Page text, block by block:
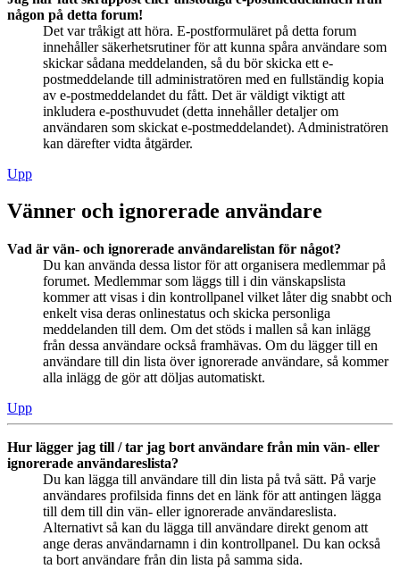
någon på detta forum!
Det var tråkigt att höra. E-postformuläret på detta forum
innehåller säkerhetsrutiner för att kunna spåra användare som
skickar sådana meddelanden, så du bör skicka ett e-
postmeddelande till administratören med en fullständig kopia
av e-postmeddelandet du fått. Det är väldigt viktigt att
inkludera e-posthuvudet (detta innehåller detaljer om
användaren som skickat e-postmeddelandet). Administratören
kan därefter vidta åtgärder.
Upp
Vänner och ignorerade användare
Vad är vän- och ignorerade användarelistan för något?
Du kan använda dessa listor för att organisera medlemmar på
forumet. Medlemmar som läggs till i din vänskapslista
kommer att visas i din kontrollpanel vilket låter dig snabbt och
enkelt visa deras onlinestatus och skicka personliga
meddelanden till dem. Om det stöds i mallen så kan inlägg
från dessa användare också framhävas. Om du lägger till en
användare till din lista över ignorerade användare, så kommer
alla inlägg de gör att döljas automatiskt.
Upp
Hur lägger jag till / tar jag bort användare från min vän- eller
ignorerade användareslista?
Du kan lägga till användare till din lista på två sätt. På varje
användares profilsida finns det en länk för att antingen lägga
till dem till din vän- eller ignorerade användareslista.
Alternativt så kan du lägga till användare direkt genom att
ange deras användarnamn i din kontrollpanel. Du kan också
ta bort användare från din lista på samma sida.